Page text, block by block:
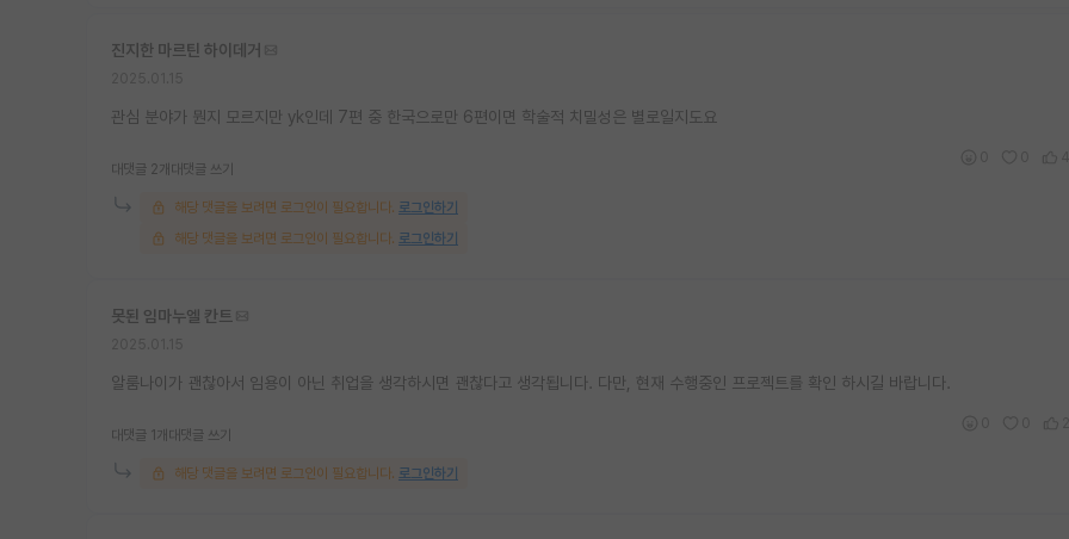
진지한 마르틴 하이데거
관심 분야가 뭔지 모르지만 yk인데 7편 중 한국으로만 6편이면 학술적 치밀성은 별로일지도요
대댓글 2개 대댓글 쓰기
해당 댓글을 보려면 로그인이 필요합니다. 로그인하기
해당 댓글을 보려면 로그인이 필요합니다. 로그인하기
못된 임마누엘 칸트
알룸나이가 괜찮아서 임용이 아닌 취업을 생각하시면 괜찮다고 생각됩니다. 다만, 현재 수행중인 프로젝트를 확인 하시길 바랍니다.
대댓글 1개 대댓글 쓰기
해당 댓글을 보려면 로그인이 필요합니다. 로그인하기